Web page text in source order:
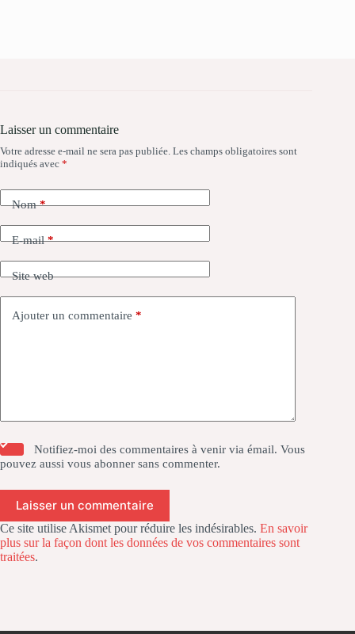
Laisser un commentaire
Votre adresse e-mail ne sera pas publiée. Les champs obligatoires sont
indiqués avec *
Nom*
E-mail*
Site web
Ajouter un commentaire *
Notifiez-moi des commentaires à venir via émail. Vous
pouvez aussi vous abonner sans commenter.
Laisser un commentaire
Ce site utilise Akismet pour réduire les indésirables. En savoir
plus sur la façon dont les données de vos commentaires sont
traitées.